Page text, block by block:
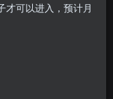
才可以进入，预计月